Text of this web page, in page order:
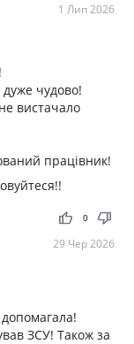
1 Лип 2026
дуже чудово!
вистачало
працівник!
thumb_up thumb_down
0
29 Чер 2026
ЗСУ! Також за